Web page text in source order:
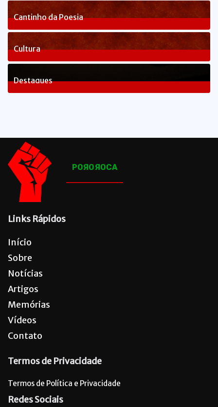
3Posts
Cantinho da Poesia
1Posts
Cultura
82Posts
Destaques
POЯOЯOCA
Links Rápidos
Início
Sobre
Notícias
Artigos
Memórias
Vídeos
Contato
Termos de Privacidade
Termos de Política e Privacidade
Redes Sociais